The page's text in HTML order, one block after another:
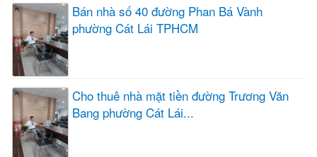
Bán nhà số 40 đường Phan Bá Vành
phường Cát Lái TPHCM
Cho thuê nhà mặt tiền đường Trương Văn
Bang phường Cát Lái...